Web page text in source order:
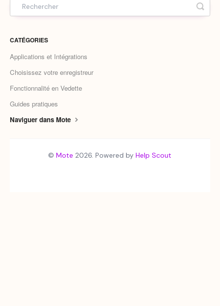
CATÉGORIES
Applications et Intégrations
Choisissez votre enregistreur
Fonctionnalité en Vedette
Guides pratiques
Naviguer dans Mote
©Mote 2026.Powered byHelp Scout